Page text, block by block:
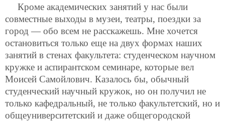
Кроме академических занятий у нас были
совместные выходы в музеи, театры, поездки за
город — обо всем не расскажешь. Мне хочется
остановиться только еще на двух формах наших
занятий в стенах факультета: студенческом научном
кружке и аспирантском семинаре, которые вел
Моисей Самойлович. Казалось бы, обычный
студенческий научный кружок, но он получил не
только кафедральный, не только факультетский, но и
общеуниверситетский и даже общегородской